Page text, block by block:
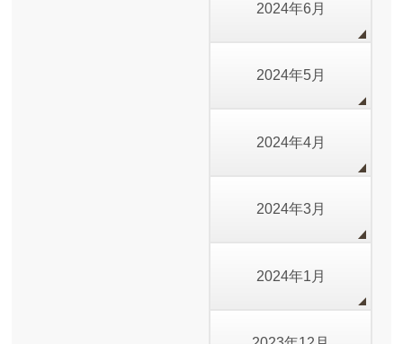
2024年6月
2024年5月
2024年4月
2024年3月
2024年1月